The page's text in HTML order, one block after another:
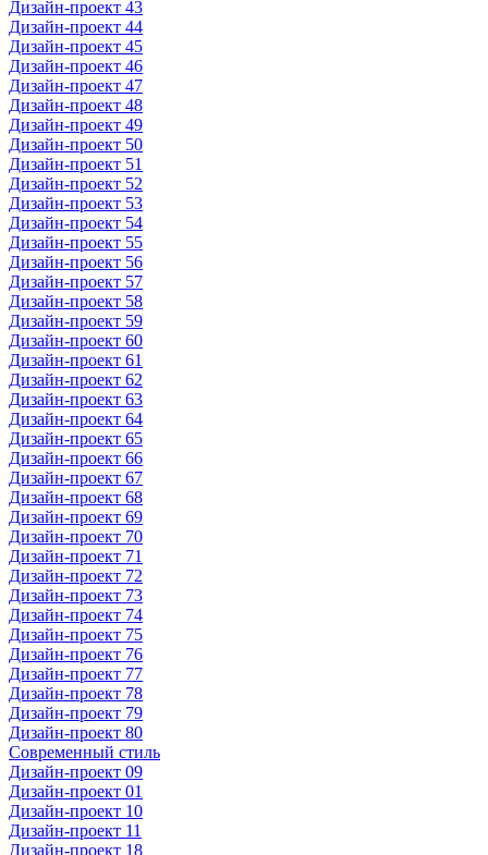
Дизайн-проект 43
Дизайн-проект 44
Дизайн-проект 45
Дизайн-проект 46
Дизайн-проект 47
Дизайн-проект 48
Дизайн-проект 49
Дизайн-проект 50
Дизайн-проект 51
Дизайн-проект 52
Дизайн-проект 53
Дизайн-проект 54
Дизайн-проект 55
Дизайн-проект 56
Дизайн-проект 57
Дизайн-проект 58
Дизайн-проект 59
Дизайн-проект 60
Дизайн-проект 61
Дизайн-проект 62
Дизайн-проект 63
Дизайн-проект 64
Дизайн-проект 65
Дизайн-проект 66
Дизайн-проект 67
Дизайн-проект 68
Дизайн-проект 69
Дизайн-проект 70
Дизайн-проект 71
Дизайн-проект 72
Дизайн-проект 73
Дизайн-проект 74
Дизайн-проект 75
Дизайн-проект 76
Дизайн-проект 77
Дизайн-проект 78
Дизайн-проект 79
Дизайн-проект 80
Современный стиль
Дизайн-проект 09
Дизайн-проект 01
Дизайн-проект 10
Дизайн-проект 11
Дизайн-проект 18